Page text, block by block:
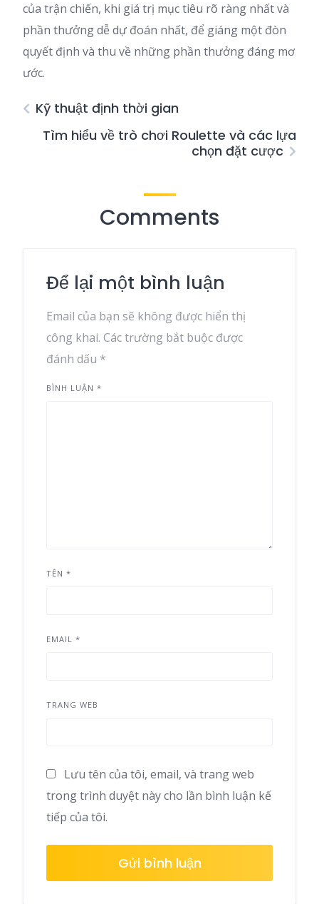
của trận chiến, khi giá trị mục tiêu rõ ràng nhất và
phần thưởng dễ dự đoán nhất, để giáng một đòn
quyết định và thu về những phần thưởng đáng mơ
ước.
Kỹ thuật định thời gian
Tìm hiểu về trò chơi Roulette và các lựa
chọn đặt cược
Comments
Để lại một bình luận
Email của bạn sẽ không được hiển thị
công khai. Các trường bắt buộc được
đánh dấu *
BÌNH LUẬN *
TÊN *
EMAIL *
TRANG WEB
Lưu tên của tôi, email, và trang web
trong trình duyệt này cho lần bình luận kế
tiếp của tôi.